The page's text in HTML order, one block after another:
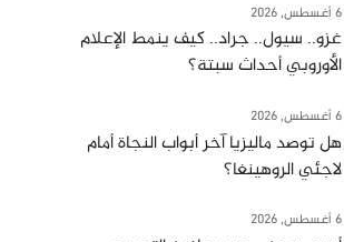
6 أغسطس, 2026
غزو.. سيول.. جراد.. كيف ينمط الإعلام
الأوروبي أحداث سبتة؟
6 أغسطس, 2026
هل توصد ماليزيا آخر أبواب النجاة أمام
لاجئي الروهينغا؟
6 أغسطس, 2026